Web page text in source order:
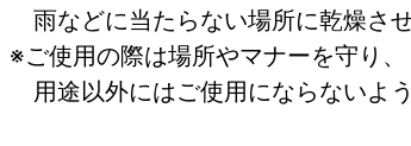
雨などに当たらない場所に乾燥さ
※ご使用の際は場所やマナーを守り、
用途以外にはご使用にならないよう